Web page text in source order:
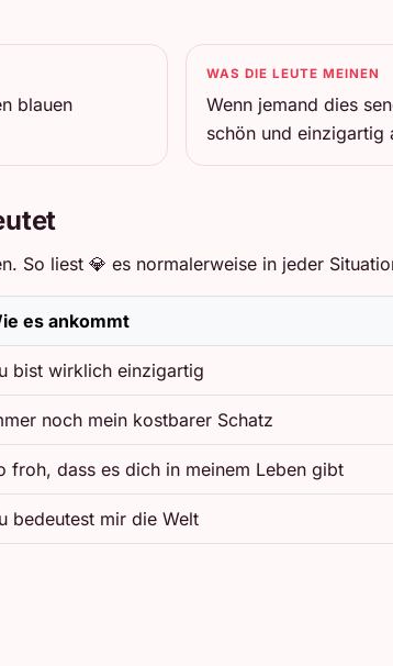
blauen
WAS DIE LEUTE MEINEN
Wenn jemand dies
schön und einzigartig
So liest 💎 es normalerweise in jeder
es ankommt
bist wirklich einzigartig
noch mein kostbarer Schatz
froh, dass es dich in meinem Leben gibt
bedeutest mir die Welt